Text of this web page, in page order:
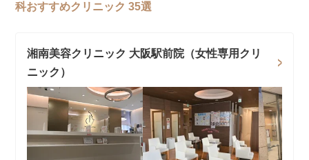
科おすすめクリニック 35選
湘南美容クリニック 大阪駅前院（女性専用クリ
ニック）